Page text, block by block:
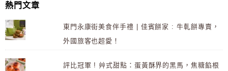
熱門文章
東門永康街美食伴手禮 | 佳賓餅家 : 牛軋餅專賣，
外國旅客也超愛！
評比冠軍 ! 艸式甜點：蛋黃酥界的黑馬，焦糖餡根